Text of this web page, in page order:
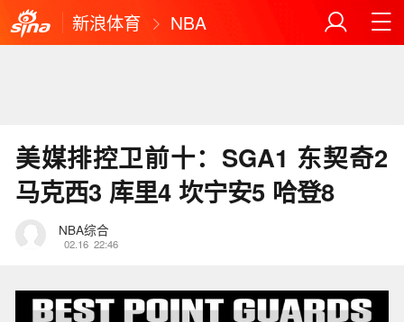
新浪体育 NBA
美媒排控卫前十：SGA1 东契奇2
马克西3 库里4 坎宁安5 哈登8
NBA综合
02.16 22:46